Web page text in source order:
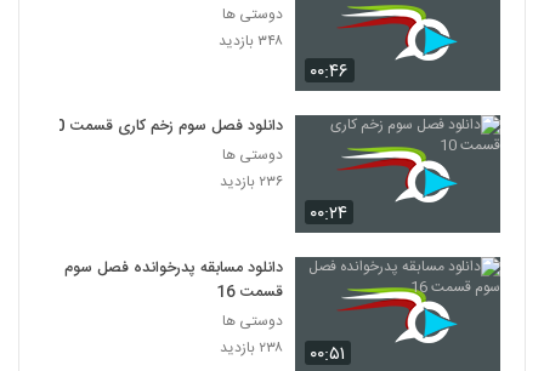
۰۰:۴۶
دوستی ها
۳۴۸ بازدید
۰۰:۲۴
دانلود فصل سوم زخم کاری قسمت 10
دوستی ها
۲۳۶ بازدید
۰۰:۵۱
دانلود مسابقه پدرخوانده فصل سوم
قسمت 16
دوستی ها
۲۳۸ بازدید